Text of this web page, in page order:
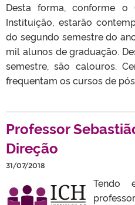
Desta forma, conforme o
Instituição, estarão
do segundo semestre do
mil alunos de graduação.
semestre, são calouros.
frequentam os cursos de
Professor
Direção
31/07/2018
Tendo